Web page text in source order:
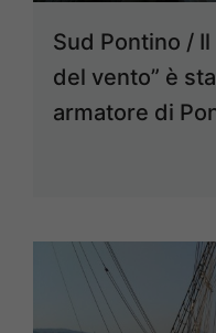
Sud Pontino /
del vento” è
armatore di